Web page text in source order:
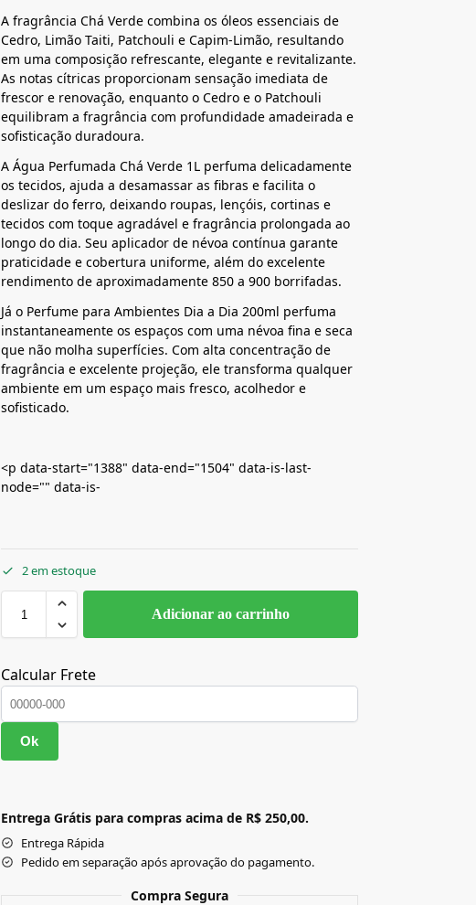
A fragrância Chá Verde combina os óleos essenciais de
Cedro, Limão Taiti, Patchouli e Capim-Limão, resultando
em uma composição refrescante, elegante e revitalizante.
As notas cítricas proporcionam sensação imediata de
frescor e renovação, enquanto o Cedro e o Patchouli
equilibram a fragrância com profundidade amadeirada e
sofisticação duradoura.
A Água Perfumada Chá Verde 1L perfuma delicadamente
os tecidos, ajuda a desamassar as fibras e facilita o
deslizar do ferro, deixando roupas, lençóis, cortinas e
tecidos com toque agradável e fragrância prolongada ao
longo do dia. Seu aplicador de névoa contínua garante
praticidade e cobertura uniforme, além do excelente
rendimento de aproximadamente 850 a 900 borrifadas.
Já o Perfume para Ambientes Dia a Dia 200ml perfuma
instantaneamente os espaços com uma névoa fina e seca
que não molha superfícies. Com alta concentração de
fragrância e excelente projeção, ele transforma qualquer
ambiente em um espaço mais fresco, acolhedor e
sofisticado.
<p data-start="1388" data-end="1504" data-is-last-
node="" data-is-
2 em estoque
Adicionar ao carrinho
Calcular Frete
Ok
Entrega Grátis para compras acima de R$ 250,00.
Entrega Rápida
Pedido em separação após aprovação do pagamento.
Compra Segura